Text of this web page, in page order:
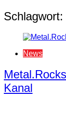
Schlagwort:
News
Kanal